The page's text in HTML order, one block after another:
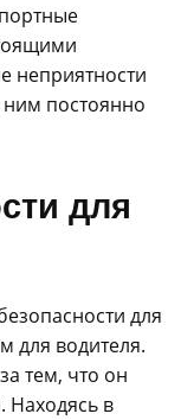
неприятности
постоянно
для
для
для водителя.
тем, что он
Находясь в